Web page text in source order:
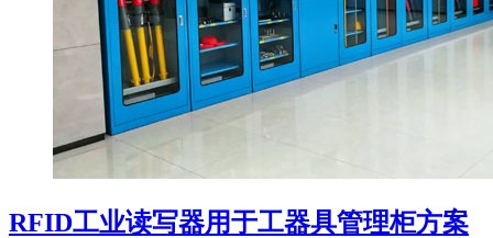
RFID工业读写器用于工器具管理柜方案